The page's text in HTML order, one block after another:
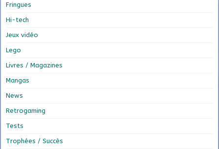
Fringues
Hi-tech
Jeux vidéo
Lego
Livres / Magazines
Mangas
News
Retrogaming
Tests
Trophées / Succès